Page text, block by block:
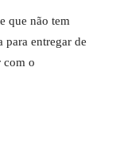
que não tem
para entregar de
com o